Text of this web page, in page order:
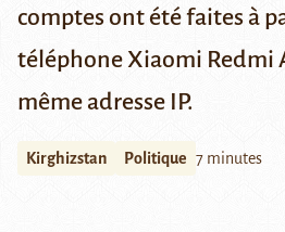
comptes ont été faites à
téléphone Xiaomi Redmi
même adresse IP.
Kirghizstan Politique 7 minutes